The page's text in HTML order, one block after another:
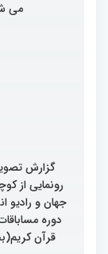
اختتامیه
گزارش
رونمایی از